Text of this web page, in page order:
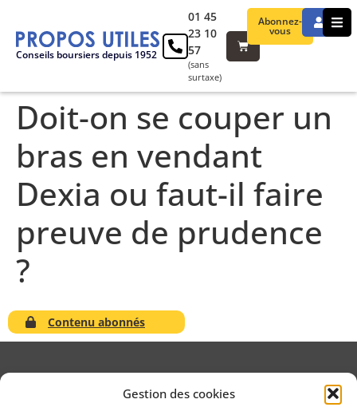
Gestion des cookies
Conseils boursiers depuis 1952
Abonnez-
vous
01 45
23 10
57
(sans
surtaxe)
Doit-on se couper un
bras en vendant
Dexia ou faut-il faire
preuve de prudence
?
Contenu abonnés
Conseils boursiers depuis 1952